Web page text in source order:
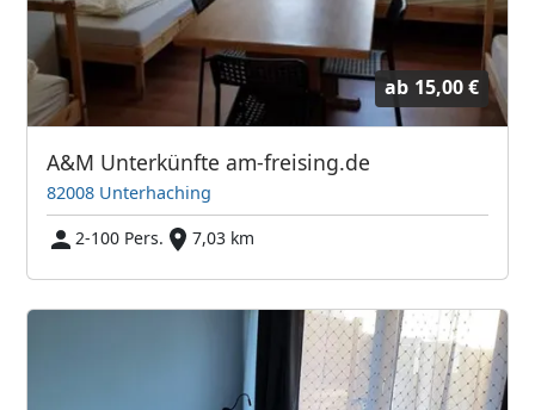
ab 15,00 €
A&M Unterkünfte am-freising.de
82008 Unterhaching
2-100 Pers.
7,03 km